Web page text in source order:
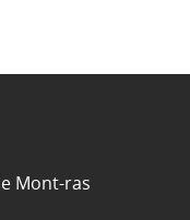
Mont-ras